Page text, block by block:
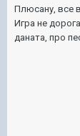
Плюсану, все
Игра не
даната, про